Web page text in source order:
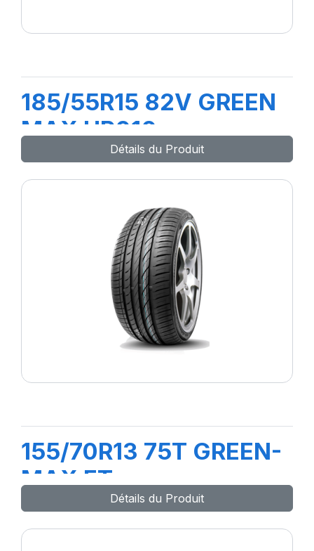
185/55R15 82V GREEN
MAX HP010
Détails du Produit
155/70R13 75T GREEN-
MAX ET
Détails du Produit